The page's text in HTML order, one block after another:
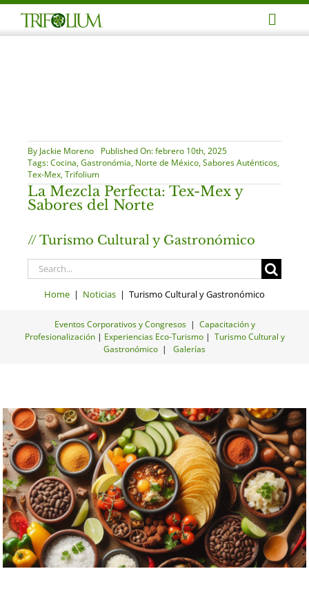
Skip
to
By Jackie Moreno
Published On: febrero 10th, 2025
Tags:Cocina,Gastronómia, Norte de México,Sabores Auténticos,
Tex-Mex,Trifolium
La Mezcla Perfecta: Tex-Mex y
Sabores del Norte
// Turismo Cultural y Gastronómico
Search
for:Home | Noticias | Turismo Cultural y Gastronómico
Eventos Corporativos y Congresos| Capacitación y
Profesionalización| Experiencias Eco-Turismo| Turismo Cultural y
Gastronómico | Galerías